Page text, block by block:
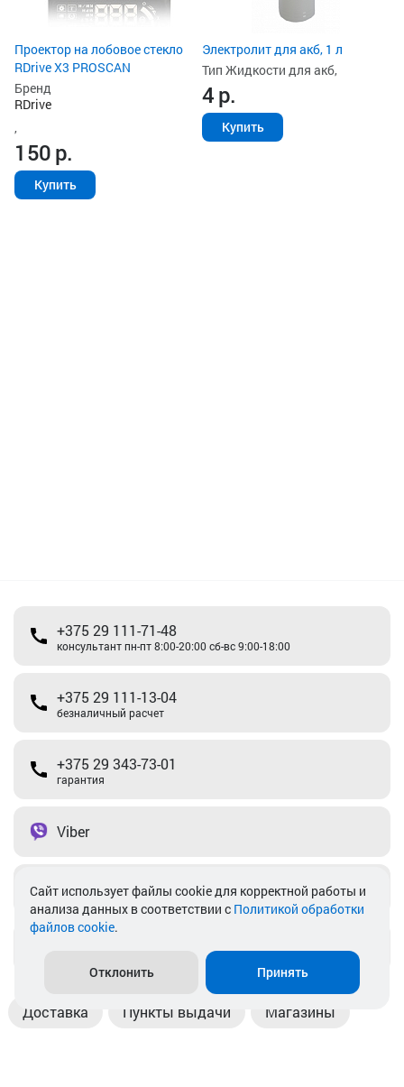
Проектор на лобовое стекло
RDrive X3 PROSCAN
Бренд
RDrive
,
150р.
Купить
Электролит для акб, 1 л
Тип Жидкости для акб,
4р.
Купить
+375 29 111-71-48
консультант пн-пт 8:00-20:00 сб-вс 9:00-18:00
+375 29 111-13-04
безналичный расчет
+375 29 343-73-01
гарантия
Viber
Telegram
Доставка Пункты выдачи Магазины
Cайт использует файлы cookie для корректной работы и
анализа данных в соответствии с Политикой обработки
файлов cookie.
Отклонить Принять